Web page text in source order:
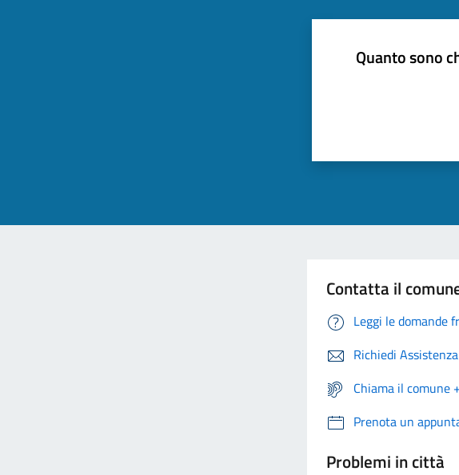
Quanto sono
Contatta il
Leggi le domande
Richiedi Assistenza
Chiama il comune
Prenota un
Problemi in città